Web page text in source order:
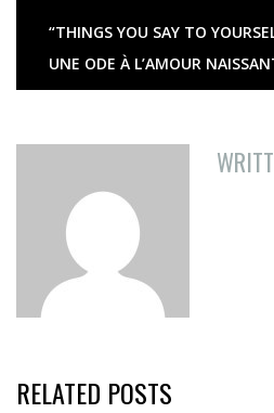
“THINGS YOU SAY TO
UNE ODE À L’AMOUR
RELATED POSTS